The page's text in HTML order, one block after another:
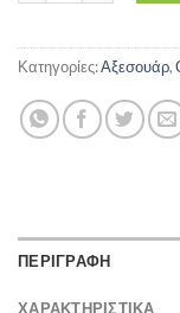
Κατηγορίες:Αξεσουάρ,
ΠΕΡΙΓΡΑΦΗ
ΧΑΡΑΚΤΗΡΙΣΤΙΚΑ